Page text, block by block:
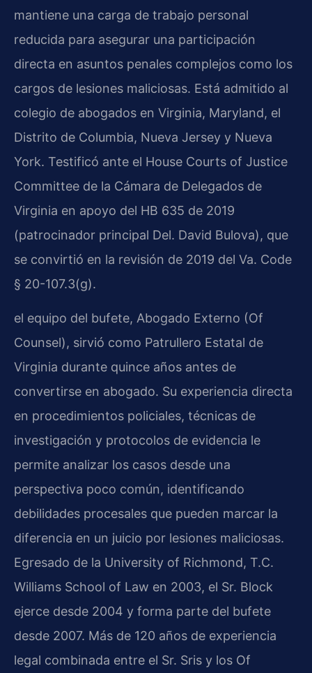
mantiene una carga de trabajo personal
reducida para asegurar una participación
directa en asuntos penales complejos como los
cargos de lesiones maliciosas. Está admitido al
colegio de abogados en Virginia, Maryland, el
Distrito de Columbia, Nueva Jersey y Nueva
York. Testificó ante el House Courts of Justice
Committee de la Cámara de Delegados de
Virginia en apoyo del HB 635 de 2019
(patrocinador principal Del. David Bulova), que
se convirtió en la revisión de 2019 del Va. Code
§ 20-107.3(g).
el equipo del bufete, Abogado Externo (Of
Counsel), sirvió como Patrullero Estatal de
Virginia durante quince años antes de
convertirse en abogado. Su experiencia directa
en procedimientos policiales, técnicas de
investigación y protocolos de evidencia le
permite analizar los casos desde una
perspectiva poco común, identificando
debilidades procesales que pueden marcar la
diferencia en un juicio por lesiones maliciosas.
Egresado de la University of Richmond, T.C.
Williams School of Law en 2003, el Sr. Block
ejerce desde 2004 y forma parte del bufete
desde 2007. Más de 120 años de experiencia
legal combinada entre el Sr. Sris y los Of